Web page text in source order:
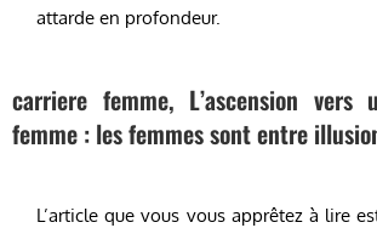
attarde en profondeur.
carriere femme, L’ascension vers
femme : les femmes sont entre
L’article que vous vous apprêtez à lire